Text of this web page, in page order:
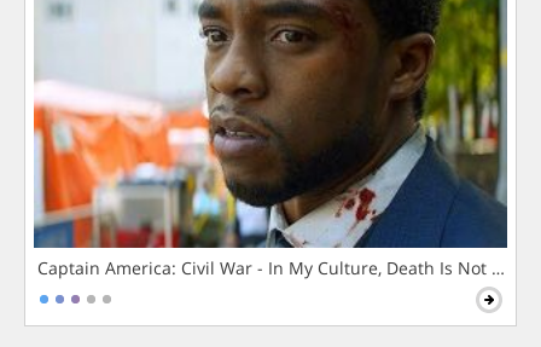
Captain America: Civil War - In My Culture, Death Is Not The